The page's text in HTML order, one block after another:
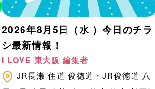
2026年8月5日（水 ）今日のチラ
シ最新情報！
I LOVE 東大阪 編集者
JR長瀬 住道 俊徳道・JR俊徳道 八